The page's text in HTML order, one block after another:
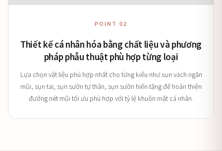
POINT 02
Thiết kế cá nhân hóa bằng chất liệu và phương
pháp phẫu thuật phù hợp từng loại
Lựa chọn vật liệu phù hợp nhất cho từng kiểu như sụn vách ngăn
mũi, sụn tai, sụn sườn tự thân, sụn sườn hiến tặng để hoàn thiện
đường nét mũi tối ưu phù hợp với tỷ lệ khuôn mặt cá nhân.